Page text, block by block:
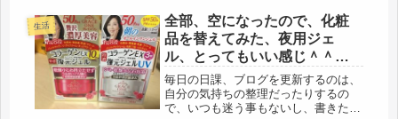
は？62才になって、なんでかわからな
いけど・・・万が一、突然死でもし
た...
生活
全部、空になったので、化粧
品を替えてみた、夜用ジェ
ル、とってもいい感じ＾＾チ
ンだけで出来る手抜き1品
毎日の日課、ブログを更新するのは、
自分の気持ちの整理だったりするの
で、いつも迷う事もないし、書きたい